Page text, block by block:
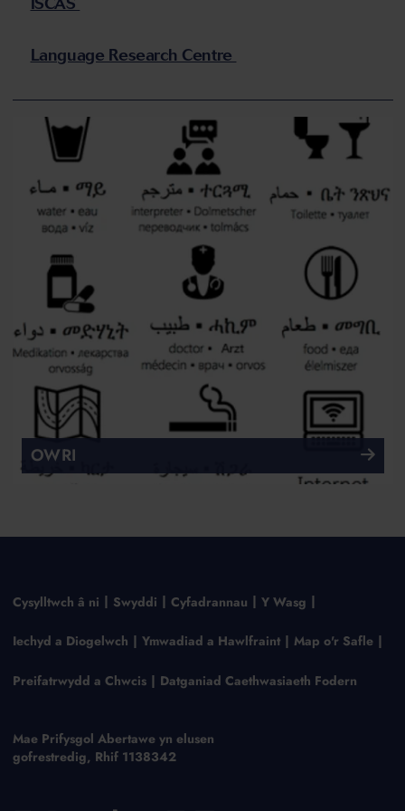
Language Research Centre
OWRI
Cysylltwch â ni Swyddi Cyfadrannau Y Wasg
Iechyd a Diogelwch Ymwadiad a Hawlfraint Map o'r Safle
Preifatrwydd a Chwcis Datganiad Caethwasiaeth Fodern
Mae Prifysgol Abertawe yn elusen
gofrestredig, Rhif 1138342